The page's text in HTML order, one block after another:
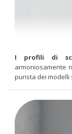
I profili di
armoniosamente
purista dei modelli